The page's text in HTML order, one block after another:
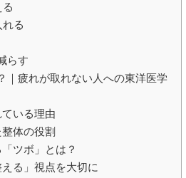
る
らす
｜疲れが取れない人への東洋医学
いる理由
体の役割
ツボ」とは？
える」視点を大切に